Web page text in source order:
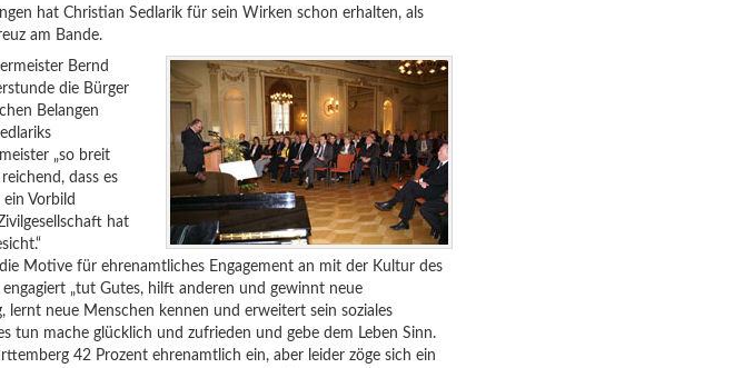
hat Christian Sedlarik für sein Wirken schon erhalten, als
am Bande.
Bernd
die Bürger
Belangen
„so breit
dass es
Vorbild
hat
Motive für ehrenamtliches Engagement an mit der Kultur des
„tut Gutes, hilft anderen und gewinnt neue
lernt neue Menschen kennen und erweitert sein soziales
tun mache glücklich und zufrieden und gebe dem Leben Sinn.
42 Prozent ehrenamtlich ein, aber leider zöge sich ein